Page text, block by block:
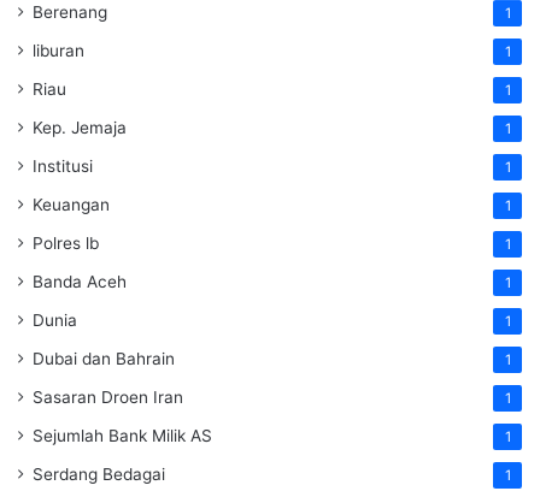
Berenang 1
liburan 1
Riau 1
Kep. Jemaja 1
Institusi 1
Keuangan 1
Polres lb 1
Banda Aceh 1
Dunia 1
Dubai dan Bahrain 1
Sasaran Droen Iran 1
Sejumlah Bank Milik AS 1
Serdang Bedagai 1